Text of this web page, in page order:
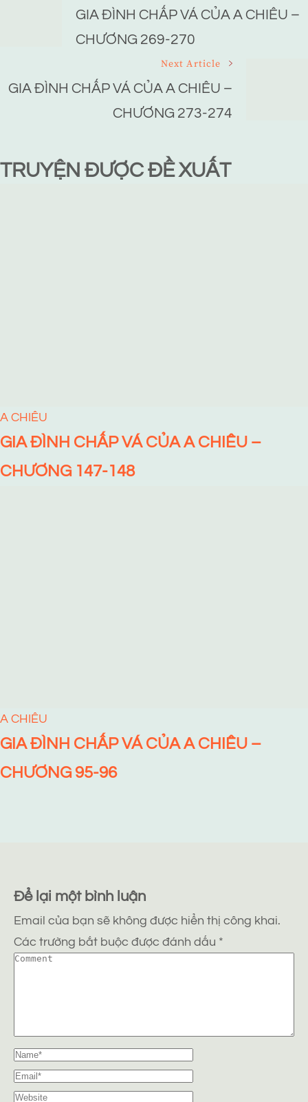
NavigationGIA ĐÌNH CHẤP VÁ CỦA A CHIÊU –
CHƯƠNG 269-270
Next Article
GIA ĐÌNH CHẤP VÁ CỦA A CHIÊU –
CHƯƠNG 273-274
TRUYỆN ĐƯỢC ĐỀ XUẤT
A CHIÊU
GIA ĐÌNH CHẤP VÁ CỦA A CHIÊU –
CHƯƠNG 147-148
A CHIÊU
GIA ĐÌNH CHẤP VÁ CỦA A CHIÊU –
CHƯƠNG 95-96
Để lại một bình luận
Email của bạn sẽ không được hiển thị công khai.
Các trường bắt buộc được đánh dấu *